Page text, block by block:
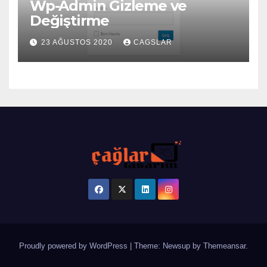
Wp-Admin Gizleme ve
Değiştirme
23 AĞUSTOS 2020 CAGSLAR
Proudly powered by WordPress Theme: Newsup by Themeansar.